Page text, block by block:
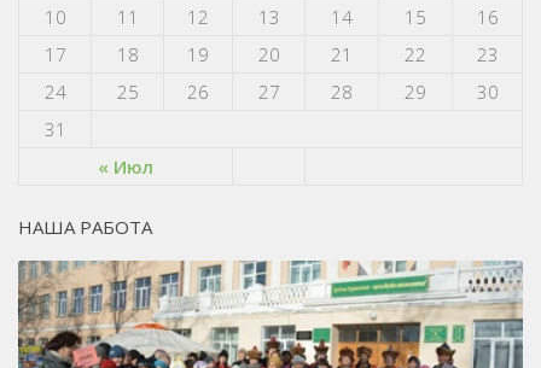
« Июл
10
11 12 13 14 15
16
17
18 19 20 21 22
23
24
25 26 27 28 29
30
31
НАША РАБОТА